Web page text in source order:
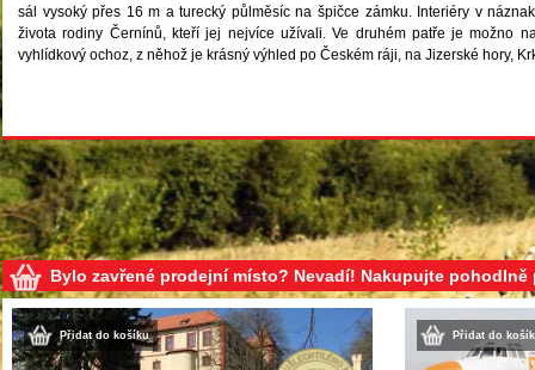
sál vysoký přes 16 m a turecký půlměsíc na špičce zámku. Interiéry v
života rodiny Černínů, kteří jej nejvíce užívali. Ve druhém patře je možno
vyhlídkový ochoz, z něhož je krásný výhled po Českém ráji, na Jizerské hory,
Bylo zavřené prodejní místo? Nevadí! Nakupujte
Přidat do košíku Přidat do